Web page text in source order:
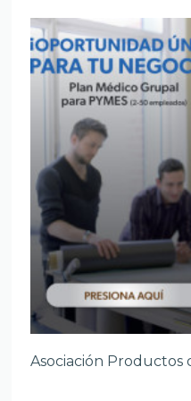
Asociación Productos